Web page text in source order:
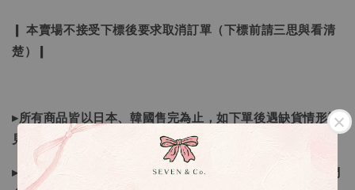
❙ 本賣場不接受下標後要求取消訂單（下標前請三思與看清
楚）❙
▸所有商品皆以日本、韓國售完為止，如下單後遇缺貨情形請
見諒
▸因日本商品貨況和價格是浮動的，若遇到缺貨或者調價我們